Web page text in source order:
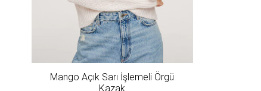
Mango Açık Sarı İşlemeli Örgü
Kazak